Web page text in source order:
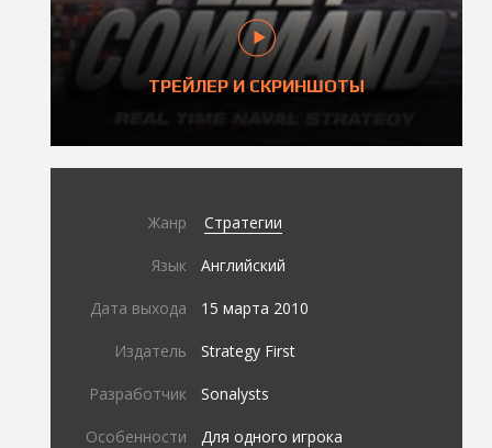
ТРЕЙЛЕР И СКРИНШОТЫ
Жанр Стратегии
Язык Английский
Дата выхода 15 марта 2010
Издатель Strategy First
Разработчик Sonalysts
Особенности Для одного игрока